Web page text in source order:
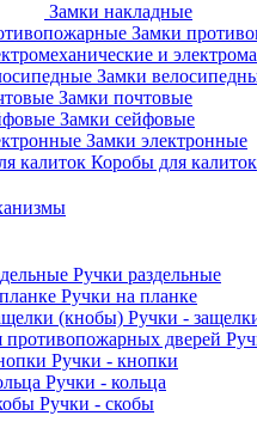
Замки накладные
Замки
Замки
Замки почтовые
Замки сейфовые
Замки электронные
Коробы для калиток
Ручки раздельные
Ручки на планке
Ручки -
Ручки - кнопки
Ручки - кольца
Ручки - скобы